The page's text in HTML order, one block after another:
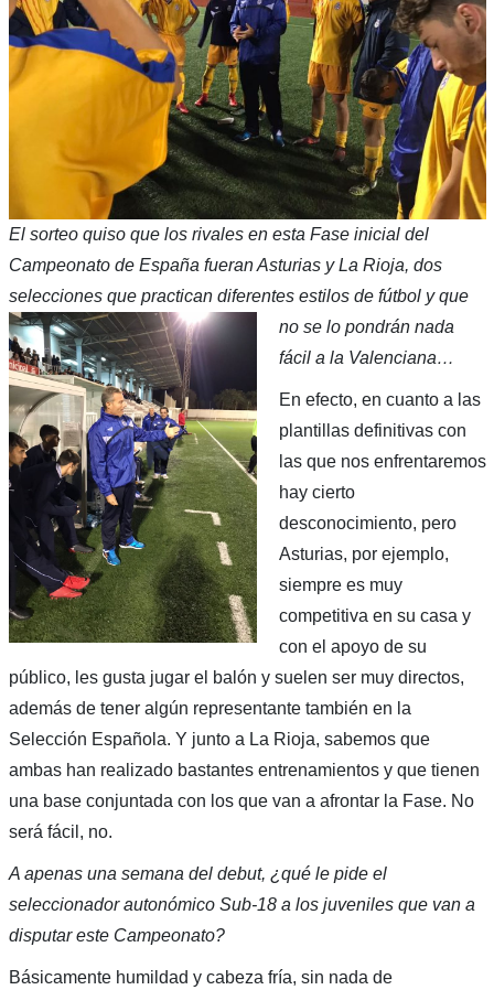
El sorteo quiso que los rivales en esta Fase inicial del
Campeonato de España fueran Asturias y La Rioja, dos
selecciones que practican diferentes estilos de fútbol y que
no se lo pondrán nada
fácil a la Valenciana…
En efecto, en cuanto a las
plantillas definitivas con
las que nos enfrentaremos
hay cierto
desconocimiento, pero
Asturias, por ejemplo,
siempre es muy
competitiva en su casa y
con el apoyo de su
público, les gusta jugar el balón y suelen ser muy directos,
además de tener algún representante también en la
Selección Española. Y junto a La Rioja, sabemos que
ambas han realizado bastantes entrenamientos y que tienen
una base conjuntada con los que van a afrontar la Fase. No
será fácil, no.
A apenas una semana del debut, ¿qué le pide el
seleccionador autonómico Sub-18 a los juveniles que van a
disputar este Campeonato?
Básicamente humildad y cabeza fría, sin nada de